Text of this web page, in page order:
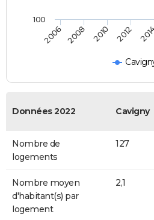
2006 2008 2010 2012
100
Données 2022 Cavigny
Nombre de
logements
127
Nombre moyen
d'habitant(s) par
logement
2,1